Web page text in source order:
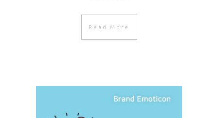
Read More